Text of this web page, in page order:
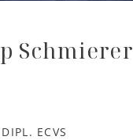
Schmierer
ECVS